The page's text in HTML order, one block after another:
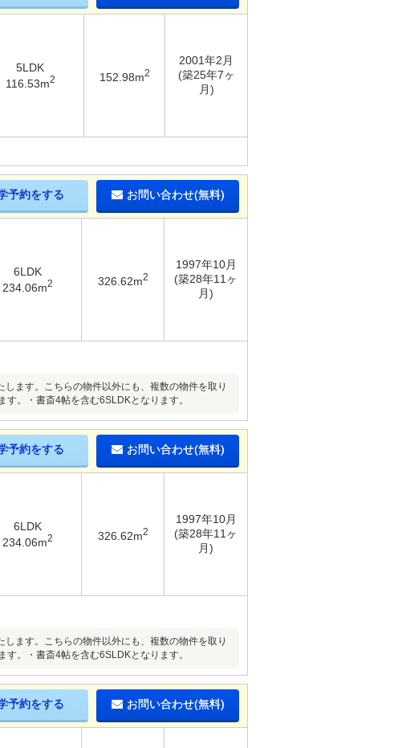
5LDK
116.53m2 152.98m2
2001年2月
(築25年7ヶ
月)
予約をする お問い合わせ(無料)
6LDK
234.06m2 326.62m2
1997年10月
(築28年11ヶ
月)
ます。こちらの物件以外にも、複数の物件を取り
。・書斎4帖を含む6SLDKとなります。
予約をする お問い合わせ(無料)
6LDK
234.06m2 326.62m2
1997年10月
(築28年11ヶ
月)
ます。こちらの物件以外にも、複数の物件を取り
。・書斎4帖を含む6SLDKとなります。
予約をする お問い合わせ(無料)